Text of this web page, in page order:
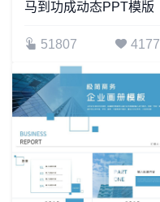
马到功成动态PPT模版
51807 4177